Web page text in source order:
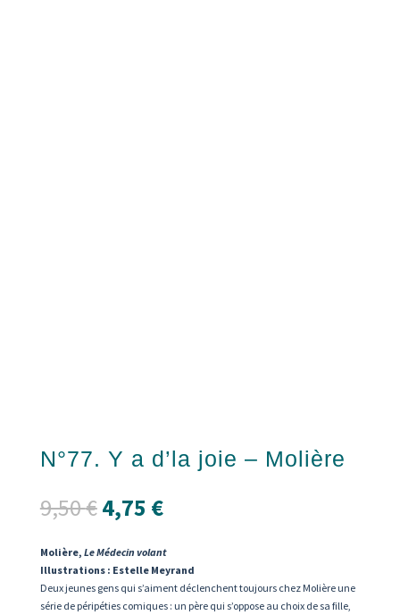
N°77. Y a d’la joie – Molière
9,50€Le
prix
initial
était :
9,50 €.
4,75 €Le
prix
actuel
est :
4,75 €.
Molière, Le Médecin volant
Illustrations : Estelle Meyrand
Deux jeunes gens qui s’aiment déclenchent toujours chez Molière une
série de péripéties comiques : un père qui s’oppose au choix de sa fille,